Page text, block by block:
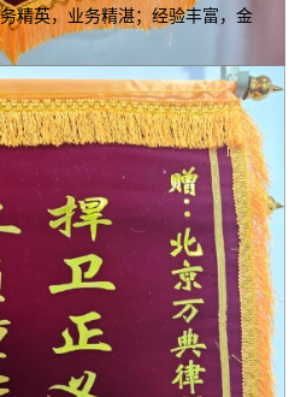
精英，业务精湛；经验丰富，金